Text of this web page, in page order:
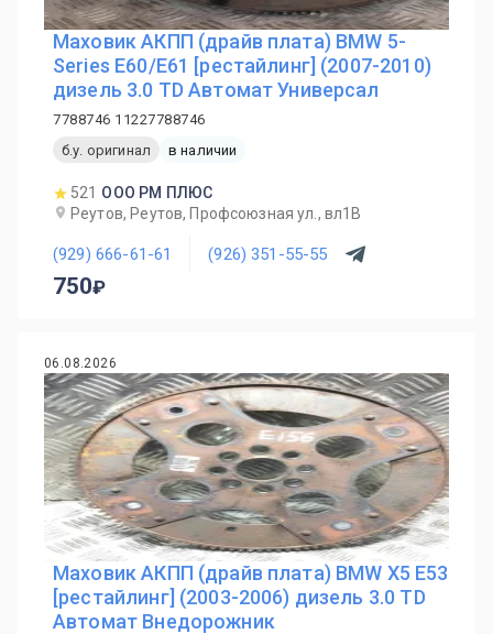
Маховик АКПП (драйв плата) BMW 5-
Series E60/E61 [рестайлинг] (2007-2010)
дизель 3.0 TD Автомат Универсал
7788746 11227788746
б.у. оригинал
в наличии
521 ООО РМ ПЛЮС
Реутов, Реутов, Профсоюзная ул., вл1В
(929) 666-61-61 (926) 351-55-55
750
06.08.2026
Маховик АКПП (драйв плата) BMW X5 E53
[рестайлинг] (2003-2006) дизель 3.0 TD
Автомат Внедорожник